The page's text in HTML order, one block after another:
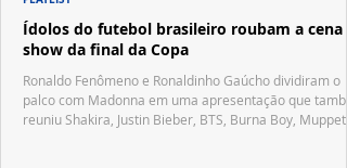
Ídolos do futebol brasileiro roubam a cena
show da final da Copa
Ronaldo Fenômeno e Ronaldinho Gaúcho dividiram o
palco com Madonna em uma apresentação que
reuniu Shakira, Justin Bieber, BTS, Burna Boy, Muppets,